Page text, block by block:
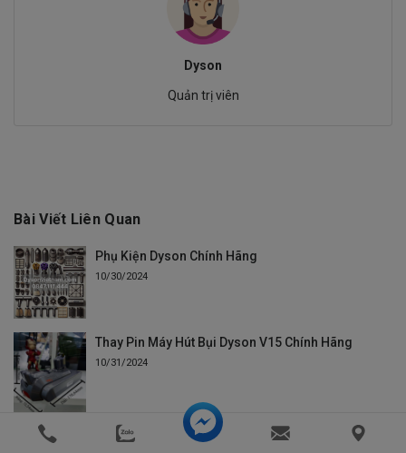
Dyson
Quản trị viên
Bài Viết Liên Quan
Phụ Kiện Dyson Chính Hãng
10/30/2024
Thay Pin Máy Hút Bụi Dyson V15 Chính Hãng
10/31/2024